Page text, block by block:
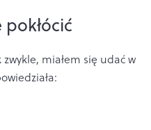
miałem się udać w